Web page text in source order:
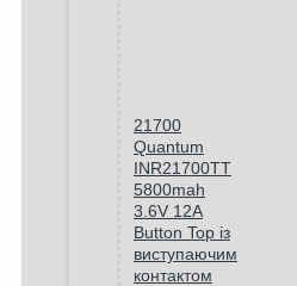
21700
Quantum
INR21700TT
5800mah
3.6V 12A
Button Top із
виступаючим
контактом